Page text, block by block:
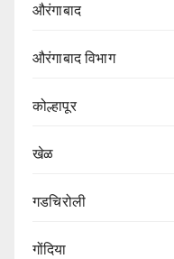
औरंगाबाद
औरंगाबाद विभाग‌
कोल्हापूर
खेळ
गडचिरोली
गोंदिया